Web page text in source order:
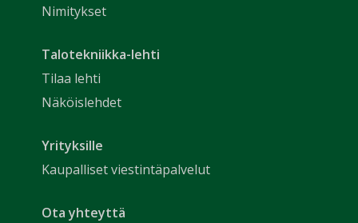
Nimitykset
Talotekniikka-lehti
Tilaa lehti
Näköislehdet
Yrityksille
Kaupalliset viestintäpalvelut
Ota yhteyttä